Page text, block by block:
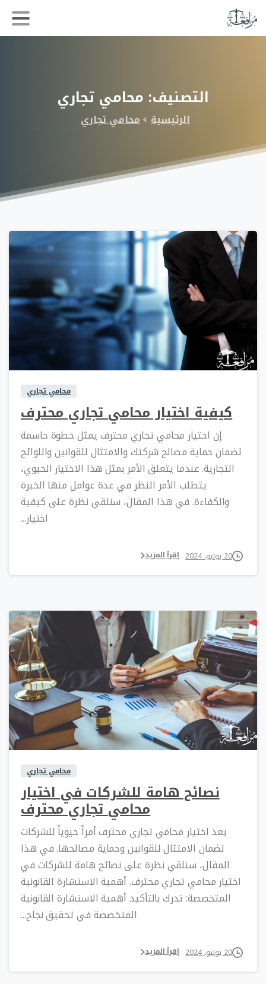
التصنيف: محامي تجاري
الرئيسية محامي تجاري
محامي تجاري
كيفية اختيار محامي تجاري محترف
إن اختيار محامي تجاري محترف يمثل خطوة حاسمة
لضمان حماية مصالح شركتك والامتثال للقوانين واللوائح
التجارية. عندما يتعلق الأمر بمثل هذا الاختيار الحيوي،
يتطلب الأمر النظر في عدة عوامل منها الخبرة
والكفاءة. في هذا المقال، سنلقي نظرة على كيفية
اختيار...
20 يوليو، 2024 إقرأ المزيد
0
0
محامي تجاري
نصائح هامة للشركات في اختيار
محامي تجاري محترف
يعد اختيار محامي تجاري محترف أمراً حيوياً للشركات
لضمان الامتثال للقوانين وحماية مصالحها. في هذا
المقال، سنلقي نظرة على نصائح هامة للشركات في
اختيار محامي تجاري محترف. أهمية الاستشارة القانونية
المتخصصة: تدرك بالتأكيد أهمية الاستشارة القانونية
المتخصصة في تحقيق نجاح...
20 يوليو، 2024 إقرأ المزيد